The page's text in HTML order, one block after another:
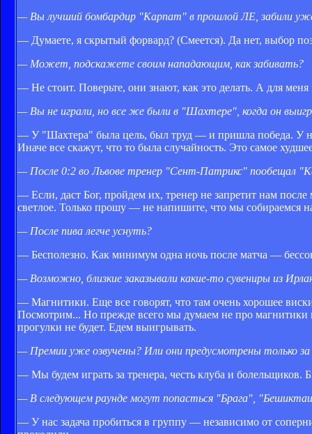
— Вы лучший бомбардир "Карпат" в прошлой ЛЕ, забили
— Думаете, я скрытый форвард? (Смеется). Да нет, выбор
— Может, подскажете своим нападающим, как забивать?
— Не стоит. Поверьте, они знают, как это делать. А для
— Вы не играли, но все же были в "Шахтере", когда он
— У "Шахтера" была цель, был труд — и пришла победа. У
Иначе все скажут, что то была случайность. Это самое
— После 0:2 во Львове тренер "Сент-Патрикс" пообещал
— Если, даст Бог, пройдем их, тренер не запретит нам
светлое. Только прошу — не напишите, что мы собираемся
— После пива легче уснуть?
— Бесполезно. Как минимум одна ночь после матча —
— Возможно, близкие заказывали какие-то сувениры из
— Магнитики. Еще все говорят, что там очень хорошее
Посмотрим... Но прежде всего мы думаем не про магнитики
прогулки не будет. Едем выигрывать.
— Премии уже озвучены? Или они предусмотрены только за
— Мы будем играть за тренера, честь клуба и
— В следующем раунде могут попасться "Брага",
— У нас задача пробиться в группу — независимо от